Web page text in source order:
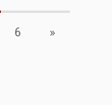
6 »Next